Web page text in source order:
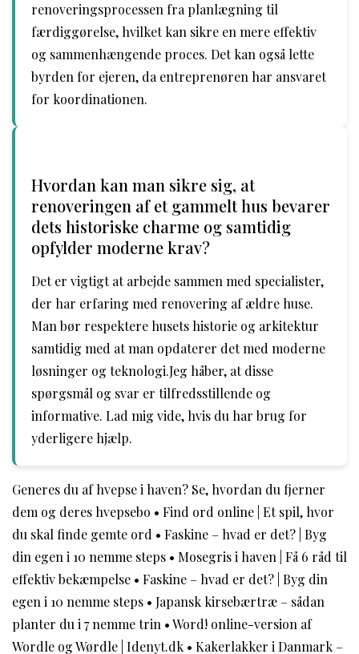
renoveringsprocessen fra planlægning til
færdiggørelse, hvilket kan sikre en mere effektiv
og sammenhængende proces. Det kan også lette
byrden for ejeren, da entreprenøren har ansvaret
for koordinationen.
Hvordan kan man sikre sig, at
renoveringen af et gammelt hus bevarer
dets historiske charme og samtidig
opfylder moderne krav?
Det er vigtigt at arbejde sammen med specialister,
der har erfaring med renovering af ældre huse.
Man bør respektere husets historie og arkitektur
samtidig med at man opdaterer det med moderne
løsninger og teknologi.Jeg håber, at disse
spørgsmål og svar er tilfredsstillende og
informative. Lad mig vide, hvis du har brug for
yderligere hjælp.
Generes du af hvepse i haven? Se, hvordan du fjerner
dem og deres hvepsebo • Find ord online | Et spil, hvor
du skal finde gemte ord • Faskine – hvad er det? | Byg
din egen i 10 nemme steps • Mosegris i haven | Få 6 råd til
effektiv bekæmpelse • Faskine – hvad er det? | Byg din
egen i 10 nemme steps • Japansk kirsebærtræ – sådan
planter du i 7 nemme trin •Word! online-version af
Wordle og Wørdle | Idenyt.dk • Kakerlakker i Danmark –